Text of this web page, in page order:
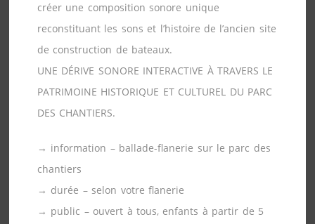
créer une composition sonore unique
reconstituant les sons et l’histoire de l’ancien site
de construction de bateaux.
UNE DÉRIVE SONORE INTERACTIVE À TRAVERS LE
PATRIMOINE HISTORIQUE ET CULTUREL DU PARC
DES CHANTIERS.
→ information – ballade-flanerie sur le parc des
chantiers
→ durée – selon votre flanerie
→ public – ouvert à tous, enfants à partir de 5